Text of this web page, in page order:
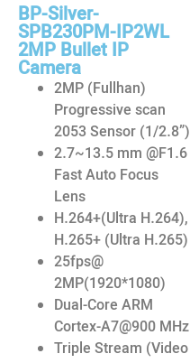
BP-Silver-
SPB230PM-IP2WL
2MP Bullet IP
Camera
2MP (Fullhan)
Progressive scan
2053 Sensor (1/2.8”)
2.7~13.5 mm @F1.6
Fast Auto Focus
Lens
H.264+(Ultra H.264),
H.265+ (Ultra H.265)
25fps@
2MP(1920*1080)
Dual-Core ARM
Cortex-A7@900 MHz
Triple Stream (Video